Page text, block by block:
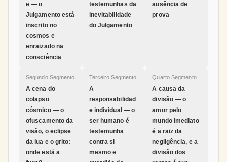
e — o
Julgamento está
inscrito no
cosmos e
enraizado na
consciência
testemunhas da
inevitabilidade
do Julgamento
ausência de
prova
Segundo Segmento
A cena do
colapso
cósmico — o
ofuscamento da
visão, o eclipse
da lua e o grito:
onde está a
Terceiro Segmento
A
responsabilidad
e individual — o
ser humano é
testemunha
contra si
mesmo e
Quarto Segmento
A causa da
divisão — o
amor pelo
mundo imediato
é a raiz da
negligência, e a
divisão dos